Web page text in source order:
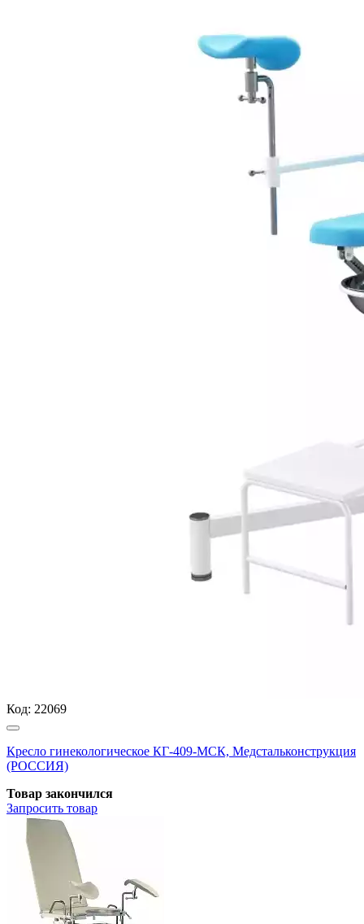
Код: 22069
Кресло гинекологическое КГ-409-МСК, Медстальконструкция
(РОССИЯ)
Товар закончился
Запросить товар